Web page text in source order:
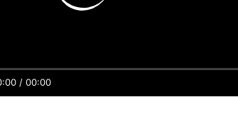
/ 00:00